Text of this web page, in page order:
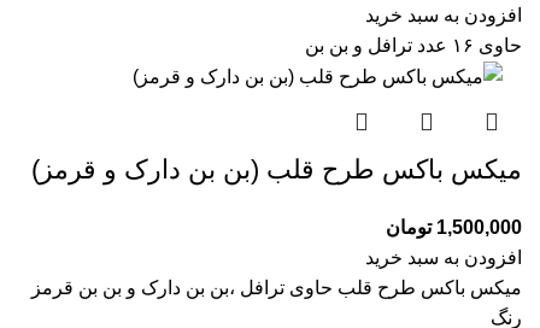
افزودن به سبد خرید
حاوی ۱۶ عدد ترافل و بن بن
میکس باکس طرح قلب (بن بن دارک و قرمز)
1,500,000 تومان
افزودن به سبد خرید
میکس باکس طرح قلب حاوی ترافل ،بن بن دارک و بن بن قرمز
رنگ